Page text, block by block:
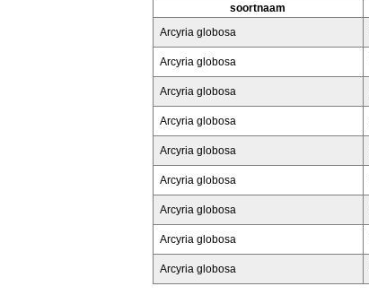
soortnaam
Arcyria globosa
Arcyria globosa
Arcyria globosa
Arcyria globosa
Arcyria globosa
Arcyria globosa
Arcyria globosa
Arcyria globosa
Arcyria globosa